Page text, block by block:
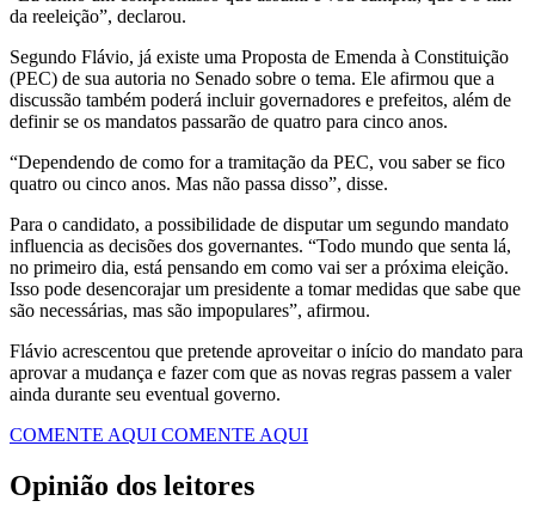
da reeleição”, declarou.
Segundo Flávio, já existe uma Proposta de Emenda à Constituição
(PEC) de sua autoria no Senado sobre o tema. Ele afirmou que a
discussão também poderá incluir governadores e prefeitos, além de
definir se os mandatos passarão de quatro para cinco anos.
“Dependendo de como for a tramitação da PEC, vou saber se fico
quatro ou cinco anos. Mas não passa disso”, disse.
Para o candidato, a possibilidade de disputar um segundo mandato
influencia as decisões dos governantes. “Todo mundo que senta lá,
no primeiro dia, está pensando em como vai ser a próxima eleição.
Isso pode desencorajar um presidente a tomar medidas que sabe que
são necessárias, mas são impopulares”, afirmou.
Flávio acrescentou que pretende aproveitar o início do mandato para
aprovar a mudança e fazer com que as novas regras passem a valer
ainda durante seu eventual governo.
COMENTE AQUI COMENTE AQUI
Opinião dos leitores